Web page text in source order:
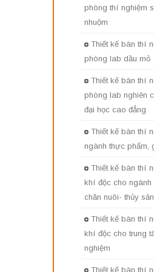
phòng thí nghiệm
nhuộm
Thiết kế bàn thí
phòng lab dầu mỏ
Thiết kế bàn thí
phòng lab nghiên
đại học cao đẳng
Thiết kế bàn thí
ngành thực phẩm,
Thiết kế bàn thí
khí độc cho ngành
chăn nuôi- thủy sản
Thiết kế bàn thí
khí độc cho trung
nghiệm
Thiết kế bàn thí